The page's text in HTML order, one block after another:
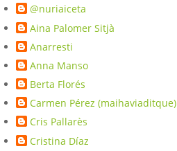
@nuriaiceta
Aina Palomer Sitjà
Anarresti
Anna Manso
Berta Florés
Carmen Pérez (maihaviaditque)
Cris Pallarès
Cristina Díaz